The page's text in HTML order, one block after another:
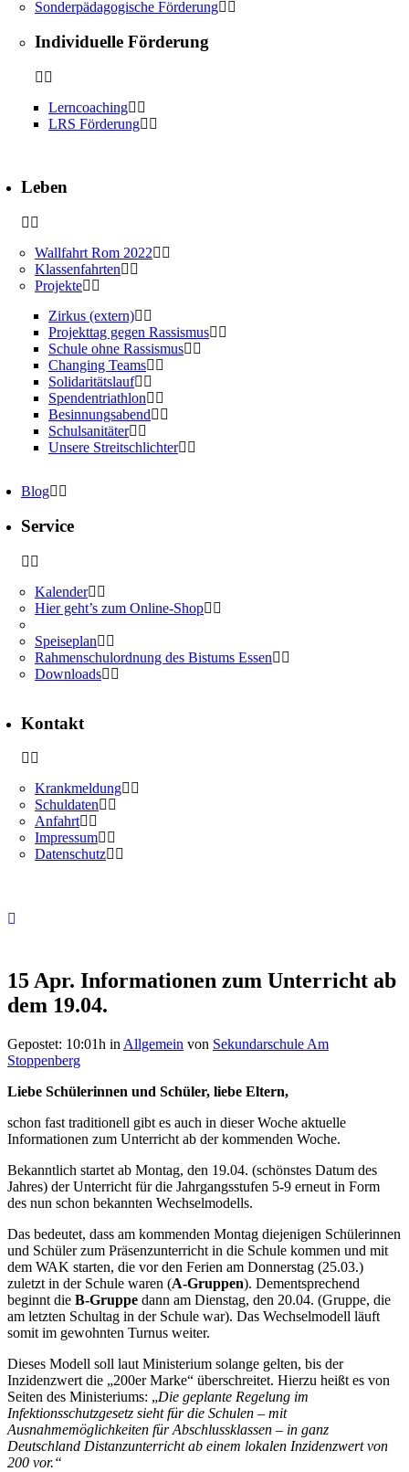
Sonderpädagogische Förderung
Individuelle Förderung
Lerncoaching
LRS Förderung
Leben
Wallfahrt Rom 2022
Klassenfahrten
Projekte
Zirkus (extern)
Projekttag gegen Rassismus
Schule ohne Rassismus
Changing Teams
Solidaritätslauf
Spendentriathlon
Besinnungsabend
Schulsanitäter
Unsere Streitschlichter
Blog
Service
Kalender
Hier geht’s zum Online-Shop
Speiseplan
Rahmenschulordnung des Bistums Essen
Downloads
Kontakt
Krankmeldung
Schuldaten
Anfahrt
Impressum
Datenschutz
15 Apr. Informationen zum Unterricht ab
dem 19.04.
Gepostet: 10:01h in Allgemein von Sekundarschule Am
Stoppenberg
Liebe Schülerinnen und Schüler, liebe Eltern,
schon fast traditionell gibt es auch in dieser Woche aktuelle
Informationen zum Unterricht ab der kommenden Woche.
Bekanntlich startet ab Montag, den 19.04. (schönstes Datum des
Jahres) der Unterricht für die Jahrgangsstufen 5-9 erneut in Form
des nun schon bekannten Wechselmodells.
Das bedeutet, dass am kommenden Montag diejenigen Schülerinnen
und Schüler zum Präsenzunterricht in die Schule kommen und mit
dem WAK starten, die vor den Ferien am Donnerstag (25.03.)
zuletzt in der Schule waren (A-Gruppen). Dementsprechend
beginnt die B-Gruppe dann am Dienstag, den 20.04. (Gruppe, die
am letzten Schultag in der Schule war). Das Wechselmodell läuft
somit im gewohnten Turnus weiter.
Dieses Modell soll laut Ministerium solange gelten, bis der
Inzidenzwert die „200er Marke“ überschreitet. Hierzu heißt es von
Seiten des Ministeriums: „Die geplante Regelung im
Infektionsschutzgesetz sieht für die Schulen – mit
Ausnahmemöglichkeiten für Abschlussklassen – in ganz
Deutschland Distanzunterricht ab einem lokalen Inzidenzwert von
200 vor.“